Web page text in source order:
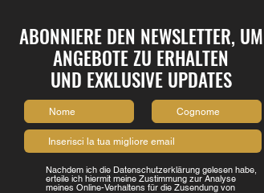
ABONNIERE DEN NEWSLETTER, UM
ANGEBOTE ZU ERHALTEN
UND EXKLUSIVE UPDATES
Nachdem ich die Datenschutzerklärung gelesen habe,
erteile ich hiermit meine Zustimmung zur Analyse
meines Online-Verhaltens für die Zusendung von